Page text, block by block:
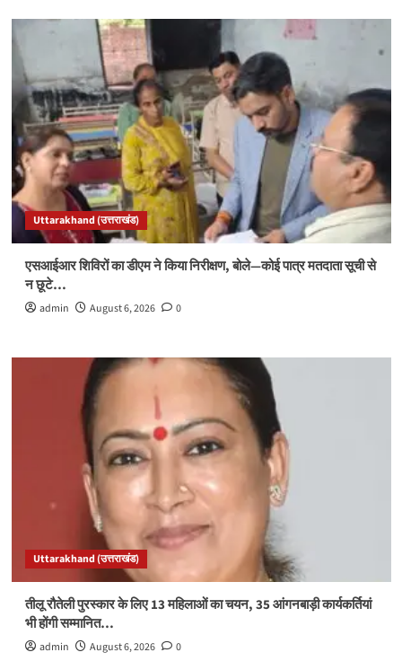
Uttarakhand (उत्तराखंड)
एसआईआर शिविरों का डीएम ने किया निरीक्षण, बोले—कोई पात्र मतदाता सूची से
न छूटे…
admin August 6, 2026 0
Uttarakhand (उत्तराखंड)
तीलू रौतेली पुरस्कार के लिए 13 महिलाओं का चयन, 35 आंगनबाड़ी कार्यकर्तियां
भी होंगी सम्मानित…
admin August 6, 2026 0